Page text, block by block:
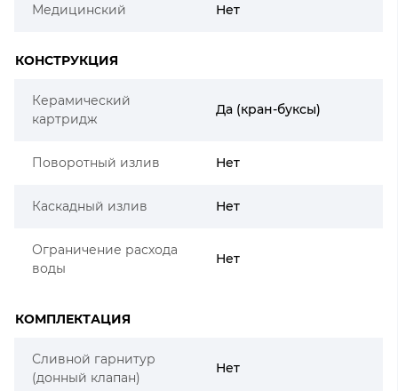
Медицинский Нет
КОНСТРУКЦИЯ
Керамический
картридж
Да (кран-буксы)
Поворотный излив Нет
Каскадный излив Нет
Ограничение расхода
воды
Нет
КОМПЛЕКТАЦИЯ
Сливной гарнитур
(донный клапан)
Нет